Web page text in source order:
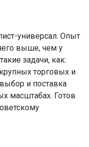
универсал. Опыт
выше, чем у
задачи, как:
торговых и
и поставка
масштабах. Готов